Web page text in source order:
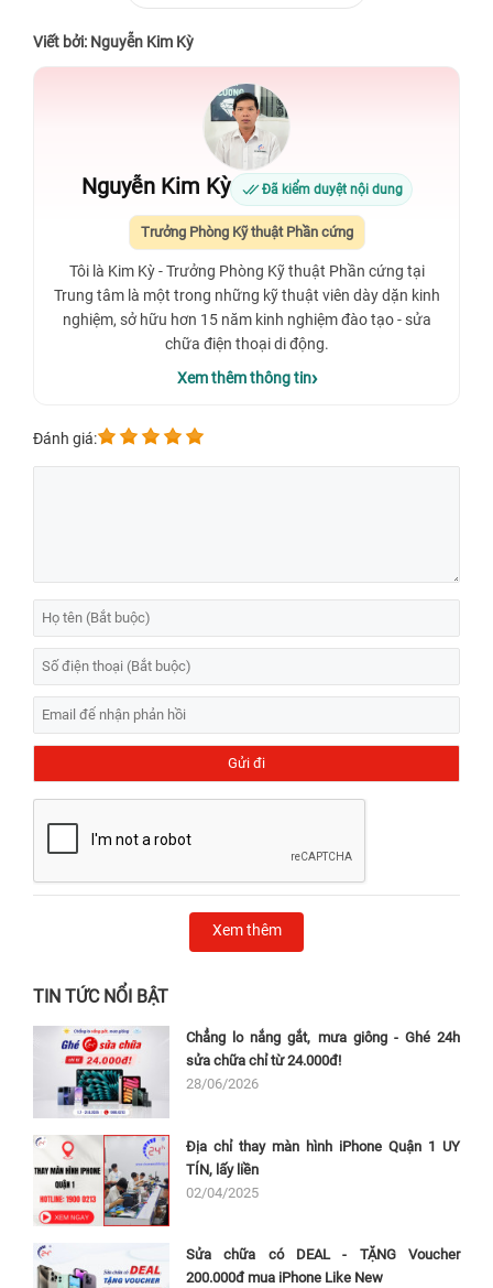
Viết bởi: Nguyễn Kim Kỳ
Nguyễn Kim Kỳ Đã kiểm duyệt nội dung
Trưởng Phòng Kỹ thuật Phần cứng
Tôi là Kim Kỳ - Trưởng Phòng Kỹ thuật Phần cứng tại
Trung tâm là một trong những kỹ thuật viên dày dặn kinh
nghiệm, sở hữu hơn 15 năm kinh nghiệm đào tạo - sửa
chữa điện thoại di động.
Xem thêm thông tin
Đánh giá:
Xem thêm
TIN TỨC NỔI BẬT
Chẳng lo nắng gắt, mưa giông - Ghé 24h
sửa chữa chỉ từ 24.000đ!
28/06/2026
Địa chỉ thay màn hình iPhone Quận 1 UY
TÍN, lấy liền
02/04/2025
Sửa chữa có DEAL - TẶNG Voucher
200.000đ mua iPhone Like New